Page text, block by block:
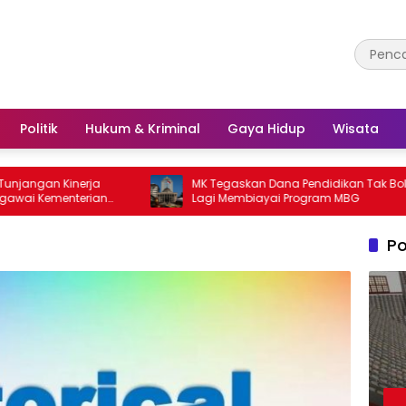
Politik Hukum & Kriminal Gaya Hidup Wisata
Kinerja
MK Tegaskan Dana Pendidikan Tak Boleh
Lagi Membiayai Program MBG